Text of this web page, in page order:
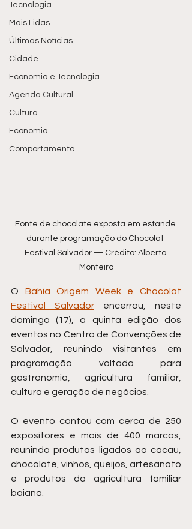
Tecnologia
Mais Lidas
Últimas Notícias
Cidade
Economia e Tecnologia
Agenda Cultural
Cultura
Economia
Comportamento
Fonte de chocolate exposta em estande
durante programação do Chocolat
Festival Salvador — Crédito: Alberto
Monteiro
O Bahia Origem Week e Chocolat
Festival Salvador encerrou, neste
domingo (17), a quinta edição dos
eventos no Centro de Convenções de
Salvador, reunindo visitantes em
programação voltada para
gastronomia, agricultura familiar,
cultura e geração de negócios.
O evento contou com cerca de 250
expositores e mais de 400 marcas,
reunindo produtos ligados ao cacau,
chocolate, vinhos, queijos, artesanato
e produtos da agricultura familiar
baiana.